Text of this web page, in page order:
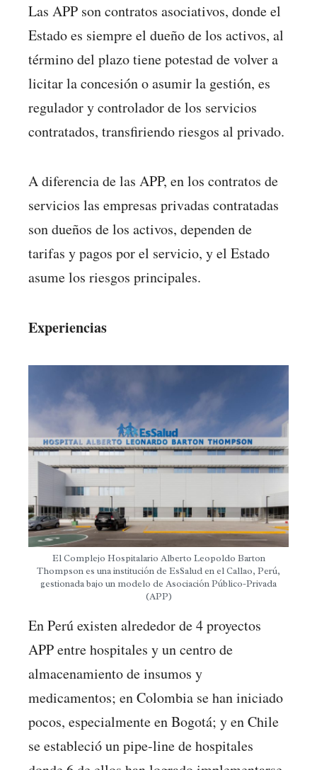
Las APP son contratos asociativos, donde el
Estado es siempre el dueño de los activos, al
término del plazo tiene potestad de volver a
licitar la concesión o asumir la gestión, es
regulador y controlador de los servicios
contratados, transfiriendo riesgos al privado.
A diferencia de las APP, en los contratos de
servicios las empresas privadas contratadas
son dueños de los activos, dependen de
tarifas y pagos por el servicio, y el Estado
asume los riesgos principales.
Experiencias
El Complejo Hospitalario Alberto Leopoldo Barton
Thompson es una institución de EsSalud en el Callao, Perú,
gestionada bajo un modelo de Asociación Público-Privada
(APP)
En Perú existen alrededor de 4 proyectos
APP entre hospitales y un centro de
almacenamiento de insumos y
medicamentos; en Colombia se han iniciado
pocos, especialmente en Bogotá; y en Chile
se estableció un pipe-line de hospitales